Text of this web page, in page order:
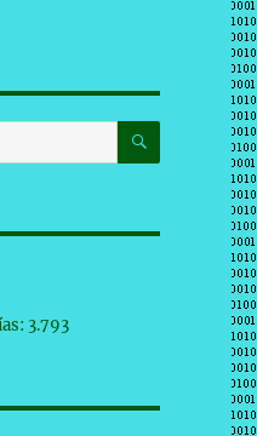
BUSCAR
3.793